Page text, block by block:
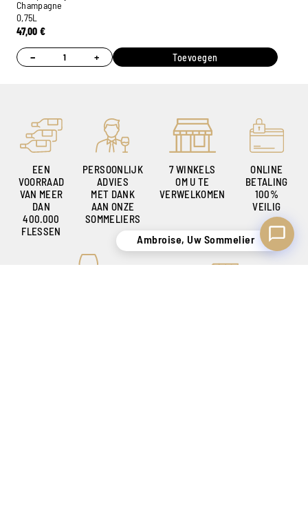
Champagne
0,75L
47,00€
− + Toevoegen
EEN
VOORRAAD
VAN MEER
DAN
400.000
FLESSEN
PERSOONLIJK
ADVIES
MET DANK
AAN ONZE
SOMMELIERS
7 WINKELS
OM U TE
VERWELKOMEN
ONLINE
BETALING
100%
VEILIG
Ambroise, Uw Sommelier
Beschikbaar om u te adviseren